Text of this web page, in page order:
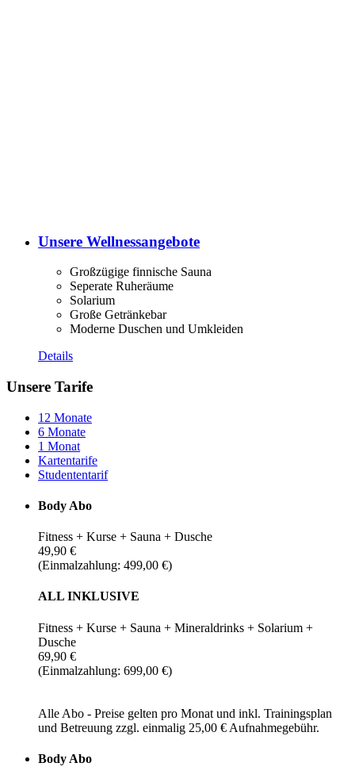
Unsere Wellnessangebote
Großzügige finnische Sauna
Seperate Ruheräume
Solarium
Große Getränkebar
Moderne Duschen und Umkleiden
Details
Unsere Tarife
12 Monate
6 Monate
1 Monat
Kartentarife
Studententarif
Body Abo
Fitness + Kurse + Sauna + Dusche
49,90 €
(Einmalzahlung: 499,00 €)
ALL INKLUSIVE
Fitness + Kurse + Sauna + Mineraldrinks + Solarium +
Dusche
69,90 €
(Einmalzahlung: 699,00 €)
Alle Abo - Preise gelten pro Monat und inkl. Trainingsplan
und Betreuung zzgl. einmalig 25,00 € Aufnahmegebühr.
Body Abo